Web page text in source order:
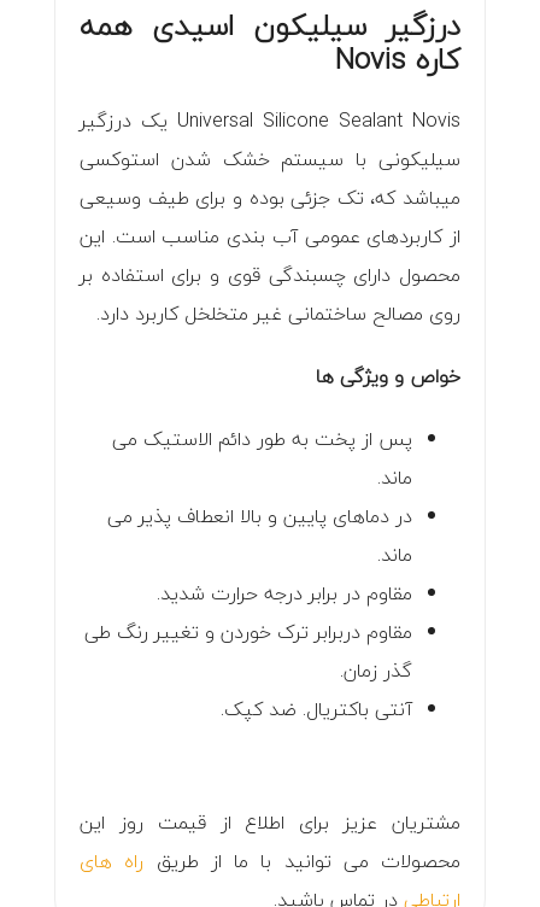
درزگیر سیلیکون اسیدی همه
کاره Novis
Universal Silicone Sealant Novis یک درزگیر
سیلیکونی با سیستم خشک شدن استوکسی
می‎باشد که، تک جزئی بوده و برای طیف وسیعی
از کاربردهای عمومی آب بندی مناسب است. این
محصول دارای چسبندگی قوی و برای استفاده بر
روی مصالح ساختمانی غیر متخلخل کاربرد دارد.
خواص و ویژگی ها
پس از پخت به طور دائم الاستیک می
ماند.
در دماهای پایین و بالا انعطاف پذیر می
ماند.
مقاوم در برابر درجه حرارت شدید.
مقاوم دربرابر ترک خوردن و تغییر رنگ طی
گذر زمان.
آنتی باکتریال. ضد کپک.
مشتریان عزیز برای اطلاع از قیمت روز این
محصولات می توانید با ما از طریق راه های
ارتباطیدر تماس باشید.